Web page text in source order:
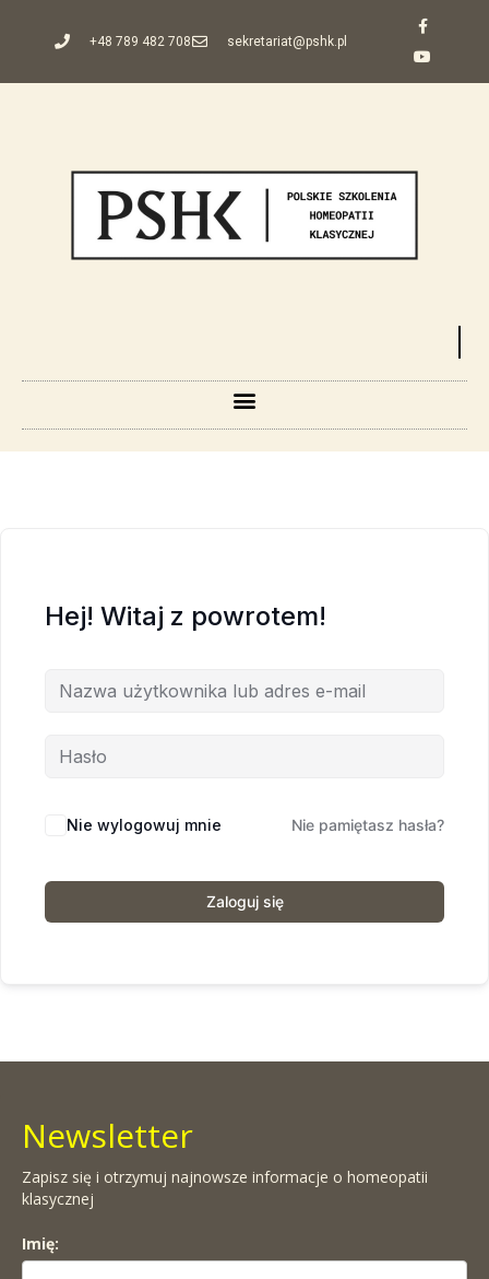
+48 789 482 708 sekretariat@pshk.pl
Hej! Witaj z powrotem!
Nie wylogowuj mnie Nie pamiętasz hasła?
Zaloguj się
Newsletter
Zapisz się i otrzymuj najnowsze informacje o homeopatii
klasycznej
Imię: